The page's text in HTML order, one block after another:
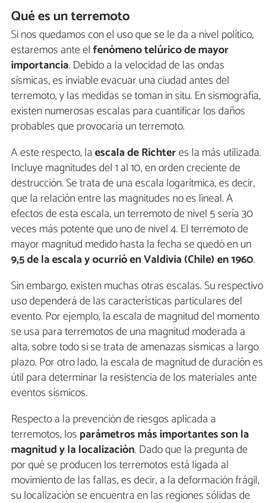
Qué es un terremoto
Si nos quedamos con el uso que se le da a nivel político,
estaremos ante elfenómeno telúrico de mayor
importancia. Debido a la velocidad de las ondas
sísmicas, es inviable evacuar una ciudad antes del
terremoto, y las medidas se toman in situ. En sismografía,
existen numerosas escalas para cuantificar los daños
probables que provocaría un terremoto.
A este respecto, laescala de Richteres la más utilizada.
Incluye magnitudes del 1 al 10, en orden creciente de
destrucción. Se trata de una escala logarítmica, es decir,
que la relación entre las magnitudes no es lineal. A
efectos de esta escala, un terremoto de nivel 5 sería 30
veces más potente que uno de nivel 4. El terremoto de
mayor magnitud medido hasta la fecha se quedó en un
9,5 de la escala y ocurrió en Valdivia (Chile) en 1960.
Sin embargo, existen muchas otras escalas. Su respectivo
uso dependerá de las características particulares del
evento. Por ejemplo, la escala de magnitud del momento
se usa para terremotos de una magnitud moderada a
alta, sobre todo si se trata de amenazas sísmicas a largo
plazo. Por otro lado, la escala de magnitud de duración es
útil para determinar la resistencia de los materiales ante
eventos sísmicos.
Respecto a la prevención de riesgos aplicada a
terremotos, los parámetros más importantes son la
magnitud y la localización. Dado que la pregunta de
por qué se producen los terremotos está ligada al
movimiento de las fallas, es decir, a la deformación frágil,
su localización se encuentra en las regiones sólidas de